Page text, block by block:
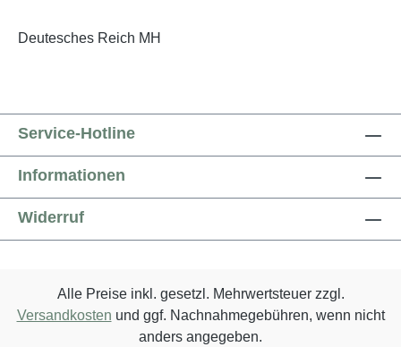
Deutesches Reich MH
Service-Hotline
Informationen
Widerruf
Alle Preise inkl. gesetzl. Mehrwertsteuer zzgl.
Versandkosten und ggf. Nachnahmegebühren, wenn nicht
anders angegeben.